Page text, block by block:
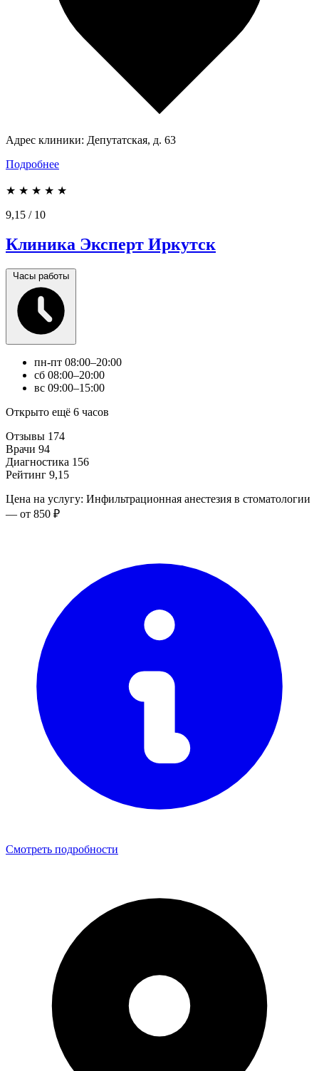
Адрес клиники: Депутатская, д. 63
Подробнее
★ ★ ★ ★ ★
9,15 / 10
Клиника Эксперт Иркутск
Часы работы
пн-пт 08:00–20:00
сб 08:00–20:00
вс 09:00–15:00
Открыто ещё 6 часов
Отзывы 174
Врачи 94
Диагностика 156
Рейтинг 9,15
Цена на услугу: Инфильтрационная анестезия в стоматологии
— от 850 ₽
Смотреть подробности